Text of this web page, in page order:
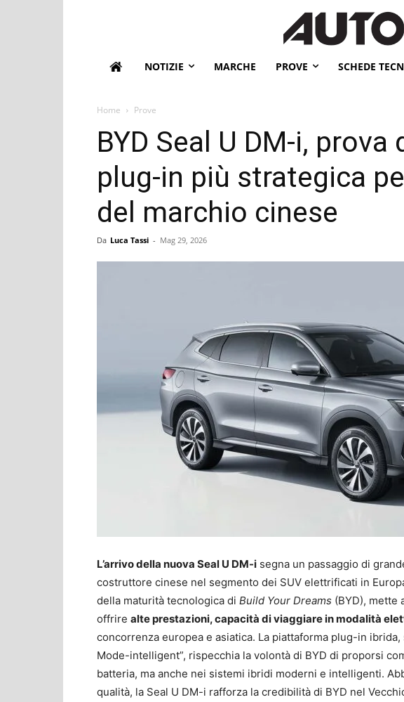
NOTIZIE MARCHE PROVE SCHEDE
Home Prove
BYD Seal U DM-i, prova
plug-in più strategica
del marchio cinese
Da Luca Tassi - Mag 29, 2026
L’arrivo della nuova Seal U DM-i segna un passaggio di
costruttore cinese nel segmento dei SUV elettrificati in
della maturità tecnologica di Build Your Dreams (BYD), mette
offrire alte prestazioni, capacità di viaggiare in modalità
concorrenza europea e asiatica. La piattaforma plug-in ibrida,
Mode-intelligent”, rispecchia la volontà di BYD di proporsi
batteria, ma anche nei sistemi ibridi moderni e intelligenti.
qualità, la Seal U DM-i rafforza la credibilità di BYD nel